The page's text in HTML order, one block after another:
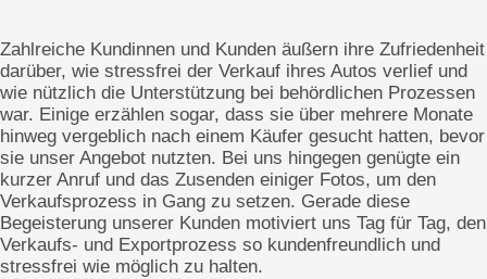
Zahlreiche Kundinnen und Kunden äußern ihre Zufriedenheit
darüber, wie stressfrei der Verkauf ihres Autos verlief und
wie nützlich die Unterstützung bei behördlichen Prozessen
war. Einige erzählen sogar, dass sie über mehrere Monate
hinweg vergeblich nach einem Käufer gesucht hatten, bevor
sie unser Angebot nutzten. Bei uns hingegen genügte ein
kurzer Anruf und das Zusenden einiger Fotos, um den
Verkaufsprozess in Gang zu setzen. Gerade diese
Begeisterung unserer Kunden motiviert uns Tag für Tag, den
Verkaufs- und Exportprozess so kundenfreundlich und
stressfrei wie möglich zu halten.